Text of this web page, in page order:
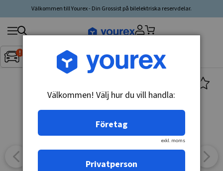
Välkommen till Yourex - Din Grossist på bilelektriska reservdelar.
Inget fordon valt▼
Sök
produkt,
tillverkare,
Välkommen! Välj hur du vill handla:
Företag
exkl. moms
Privatperson